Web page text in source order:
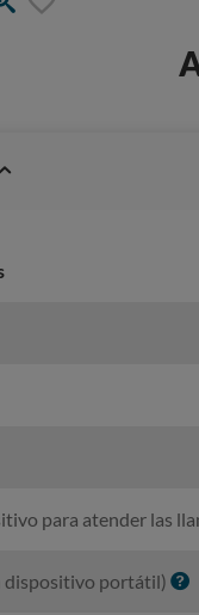
para atender las
dispositivo portátil) I